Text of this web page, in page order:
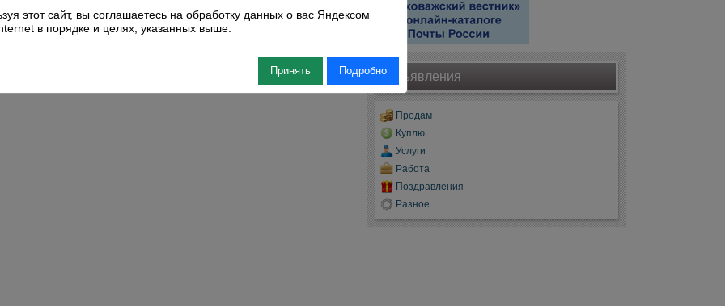
Объявления
Продам
Куплю
Услуги
Работа
Поздравления
Разное
этот сайт, вы соглашаетесь на обработку данных о вас Яндексом
в порядке и целях, указанных выше.
Принять Подробно